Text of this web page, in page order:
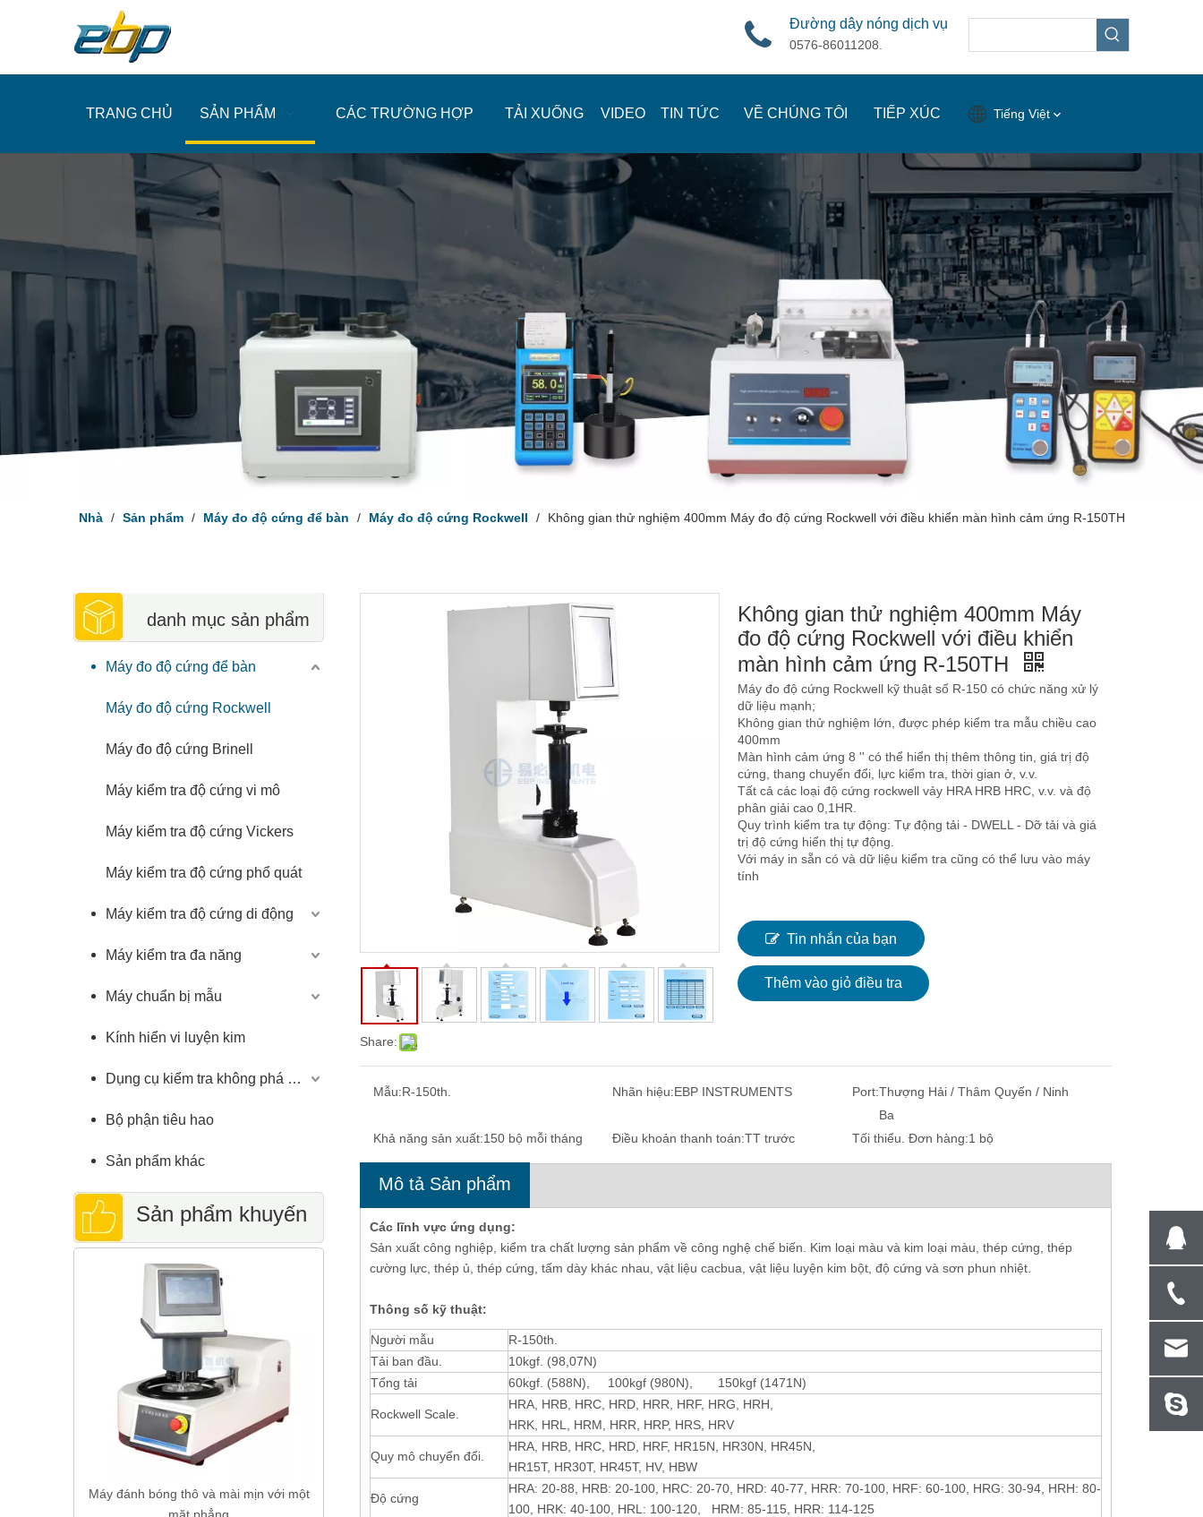
Đường dây nóng dịch vụ
0576-86011208.
TRANG CHỦ SẢN PHẨM CÁC TRƯỜNG HỢP TẢI XUỐNG VIDEO TIN TỨC VỀ CHÚNG TÔI TIẾP XÚC Tiếng Việt
Nhà / Sản phẩm / Máy đo độ cứng để bàn / Máy đo độ cứng Rockwell / Không gian thử nghiệm 400mm Máy đo độ cứng Rockwell với điều khiển màn hình cảm ứng R-150TH
danh mục sản phẩm
Máy đo độ cứng để bàn
Máy đo độ cứng Rockwell
Máy đo độ cứng Brinell
Máy kiểm tra độ cứng vi mô
Máy kiểm tra độ cứng Vickers
Máy kiểm tra độ cứng phổ quát
Máy kiểm tra độ cứng di động
Máy kiểm tra đa năng
Máy chuẩn bị mẫu
Kính hiển vi luyện kim
Dụng cụ kiểm tra không phá hủy
Bộ phận tiêu hao
Sản phẩm khác
Sản phẩm khuyến
cáo
Máy cắt mẫu luyện kim chính xác để cắt
chất bán dẫn PCB SMT
Kính hiển vi kim loại cầm tay cầm tay
Hệ thống kiểm tra độ cứng toàn cầu kỹ
Máy kiểm tra độ cứng siêu nhỏ của tháp
Digital Vickers
Share:
Không gian thử nghiệm 400mm Máy
đo độ cứng Rockwell với điều khiển
màn hình cảm ứng R-150TH
Máy đo độ cứng Rockwell kỹ thuật số R-150 có chức năng xử lý
dữ liệu mạnh;
Không gian thử nghiệm lớn, được phép kiểm tra mẫu chiều cao
400mm
Màn hình cảm ứng 8 '' có thể hiển thị thêm thông tin, giá trị độ
cứng, thang chuyển đổi, lực kiểm tra, thời gian ở, v.v.
Tất cả các loại độ cứng rockwell vảy HRA HRB HRC, v.v. và độ
phân giải cao 0,1HR.
Quy trình kiểm tra tự động: Tự động tải - DWELL - Dỡ tải và giá
trị độ cứng hiển thị tự động.
Với máy in sẵn có và dữ liệu kiểm tra cũng có thể lưu vào máy
tính
Tin nhắn của bạn
Thêm vào giỏ điều tra
Mẫu:R-150th. Nhãn hiệu:EBP INSTRUMENTS Port:Thượng Hải / Thâm Quyến / Ninh
Ba
Khả năng sản xuất:150 bộ mỗi tháng Điều khoản thanh toán:TT trước Tối thiểu. Đơn hàng:1 bộ
Mô tả Sản phẩm
Các lĩnh vực ứng dụng:
Sản xuất công nghiệp, kiểm tra chất lượng sản phẩm về công nghệ chế biến. Kim loại màu và kim loại màu, thép cứng, thép
cường lực, thép ủ, thép cứng, tấm dày khác nhau, vật liệu cacbua, vật liệu luyện kim bột, độ cứng và sơn phun nhiệt.
Thông số kỹ thuật:
Người mẫu
R-150th.
Tải ban đầu.
10kgf. (98,07N)
Tổng tải
60kgf. (588N), 100kgf (980N), 150kgf (1471N)
Rockwell Scale.
HRA, HRB, HRC, HRD, HRR, HRF, HRG, HRH,
HRK, HRL, HRM, HRR, HRP, HRS, HRV
Quy mô chuyển đổi.
HRA, HRB, HRC, HRD, HRF, HR15N, HR30N, HR45N,
HR15T, HR30T, HR45T, HV, HBW
Độ cứng
HRA: 20-88, HRB: 20-100, HRC: 20-70, HRD: 40-77, HRR: 70-100, HRF: 60-100, HRG: 30-94, HRH: 80-
100, HRK: 40-100, HRL: 100-120, HRM: 85-115, HRR: 114-125